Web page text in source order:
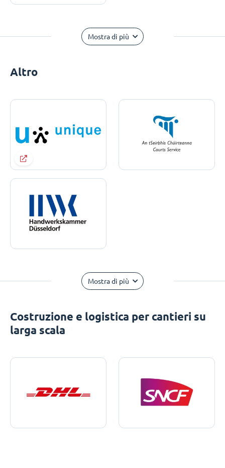
Mostra di più
Altro
Mostra di più
Costruzione e logistica per cantieri su
larga scala